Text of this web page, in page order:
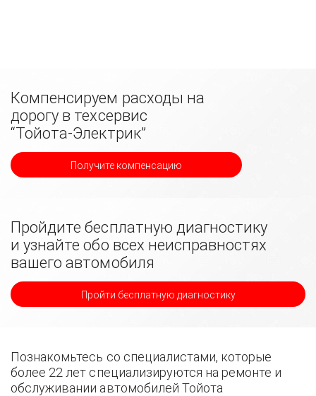
Компенсируем расходы на
дорогу в техсервис
“Тойота-Электрик”
Получите компенсацию
Пройдите бесплатную диагностику
и узнайте обо всех неисправностях
вашего автомобиля
Пройти бесплатную диагностику
Познакомьтесь со специалистами, которые
более 22 лет специализируются на ремонте и
обслуживании автомобилей Тойота